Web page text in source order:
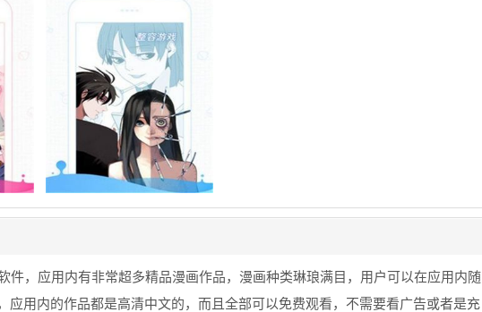
件，应用内有非常超多精品漫画作品，漫画种类琳琅满目，用户可以在应用内随
应用内的作品都是高清中文的，而且全部可以免费观看，不需要看广告或者是充